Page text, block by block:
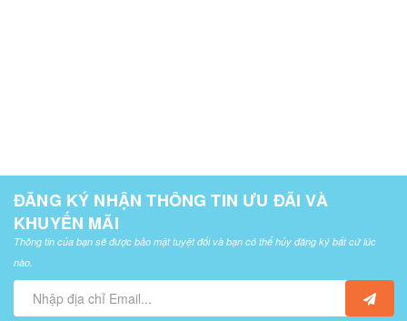
ĐĂNG KÝ NHẬN THÔNG TIN ƯU ĐÃI VÀ
KHUYẾN MÃI
Thông tin của bạn sẽ được bảo mật tuyệt đối và bạn có thể hủy đăng ký bất cứ lúc
nào.